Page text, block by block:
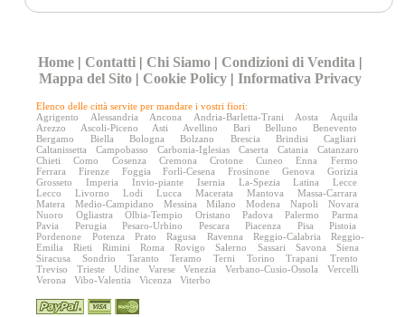
Home | Contatti | Chi Siamo | Condizioni di Vendita |
Mappa del Sito | Cookie Policy |Informativa Privacy
Elenco delle città servite per mandare i vostri fiori:
Agrigento
Alessandria Ancona Andria-Barletta-Trani Aosta
Aquila
Arezzo
Ascoli-Piceno Asti Avellino Bari Belluno
Benevento
Bergamo
Biella Bologna Bolzano Brescia Brindisi
Cagliari
Caltanissetta
Campobasso Carbonia-Iglesias Caserta Catania
Catanzaro
Chieti
Como Cosenza Cremona Crotone Cuneo Enna
Fermo
Ferrara
Firenze Foggia Forlì-Cesena Frosinone Genova
Gorizia
Grosseto
Imperia Invio-piante Isernia La-Spezia Latina
Lecce
Lecco
Livorno Lodi Lucca Macerata Mantova
Massa-Carrara
Matera
Medio-Campidano Messina Milano Modena Napoli
Novara
Nuoro
Ogliastra Olbia-Tempio Oristano Padova Palermo
Parma
Pavia
Perugia Pesaro-Urbino Pescara Piacenza Pisa
Pistoia
Pordenone
Potenza Prato Ragusa Ravenna Reggio-Calabria
Reggio-
Emilia
Rieti Rimini Roma Rovigo Salerno Sassari Savona
Siena
Siracusa
Sondrio Taranto Teramo Terni Torino Trapani
Trento
Treviso
Trieste Udine Varese Venezia Verbano-Cusio-Ossola
Vercelli
Verona
Vibo-Valentia Vicenza Viterbo